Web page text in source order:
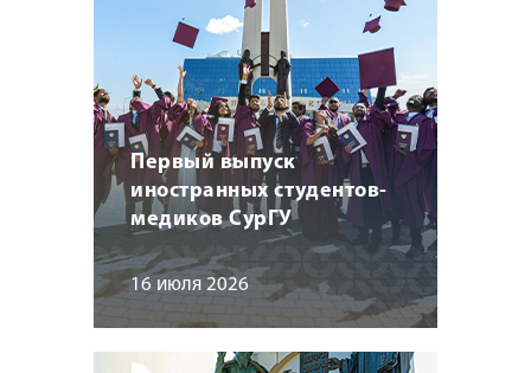
Первый выпуск
иностранных студентов-
медиков СурГУ
16 июля 2026